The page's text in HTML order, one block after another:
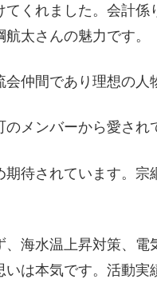
てくれました。会計
太さんの魅力です。
仲間であり理想の人
メンバーから愛され
待されています。
海水温上昇対策、
は本気です。活動実